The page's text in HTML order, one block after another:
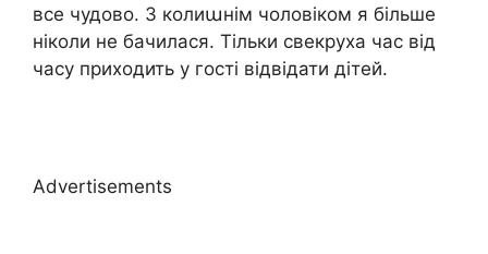
все чудово. З колиաнім чоловіком я більше
ніколи не бачилася. Тільки свекруха час від
часу приходить у гості відвідати дітей.
Advertisements